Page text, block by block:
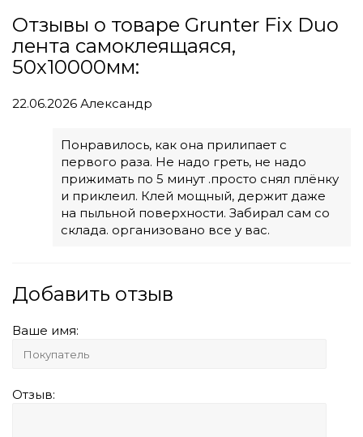
Отзывы о товаре Grunter Fix Duo
лента самоклеящаяся,
50х10000мм:
22.06.2026 Александр
Понравилось, как она прилипает с
первого раза. Не надо греть, не надо
прижимать по 5 минут .просто снял плёнку
и приклеил. Клей мощный, держит даже
на пыльной поверхности. Забирал сам со
склада. организовано все у вас.
Добавить отзыв
Ваше имя:
Отзыв: